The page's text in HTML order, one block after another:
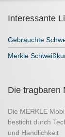
Interessante
Gebrauchte
Merkle
Die tragbaren
Die MERKLE
besticht durch
und Handlichkeit